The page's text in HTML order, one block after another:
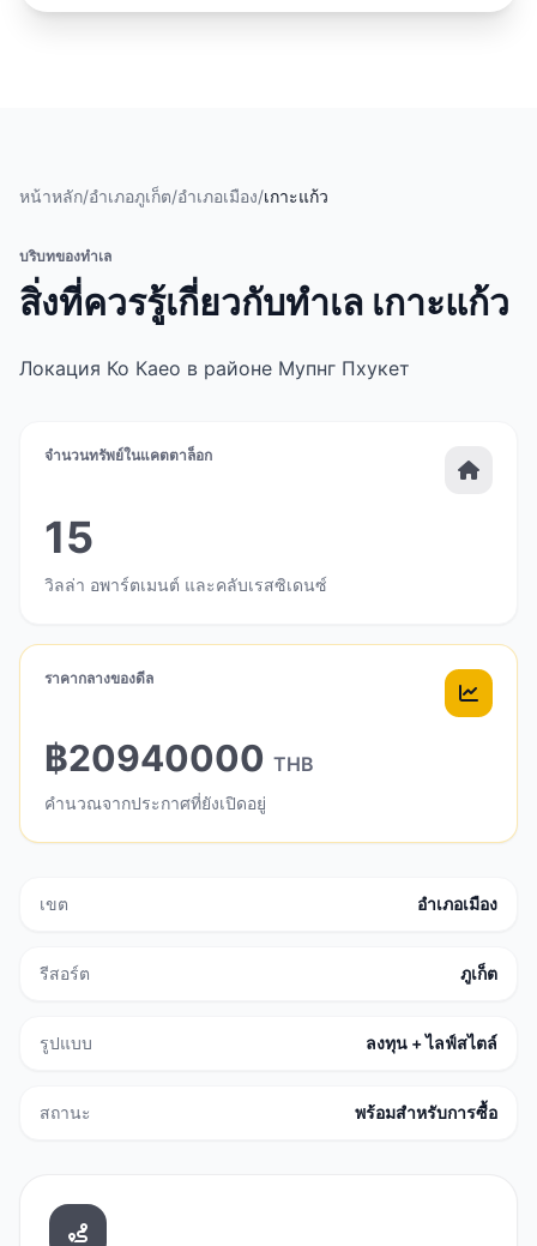
หน้าหลัก/อำเภอภูเก็ต/อำเภอเมือง/เกาะแก้ว
บริบทของทำเล
สิ่งที่ควรรู้เกี่ยวกับทำเล เกาะแก้ว
Локация Ко Каео в районе Мупнг Пхукет
จำนวนทรัพย์ในแคตตาล็อก
15
วิลล่า อพาร์ตเมนต์ และคลับเรสซิเดนซ์
ราคากลางของดีล
฿20940000 THB
คำนวณจากประกาศที่ยังเปิดอยู่
เขต อำเภอเมือง
รีสอร์ต ภูเก็ต
รูปแบบ ลงทุน + ไลฟ์สไตล์
สถานะ พร้อมสำหรับการซื้อ